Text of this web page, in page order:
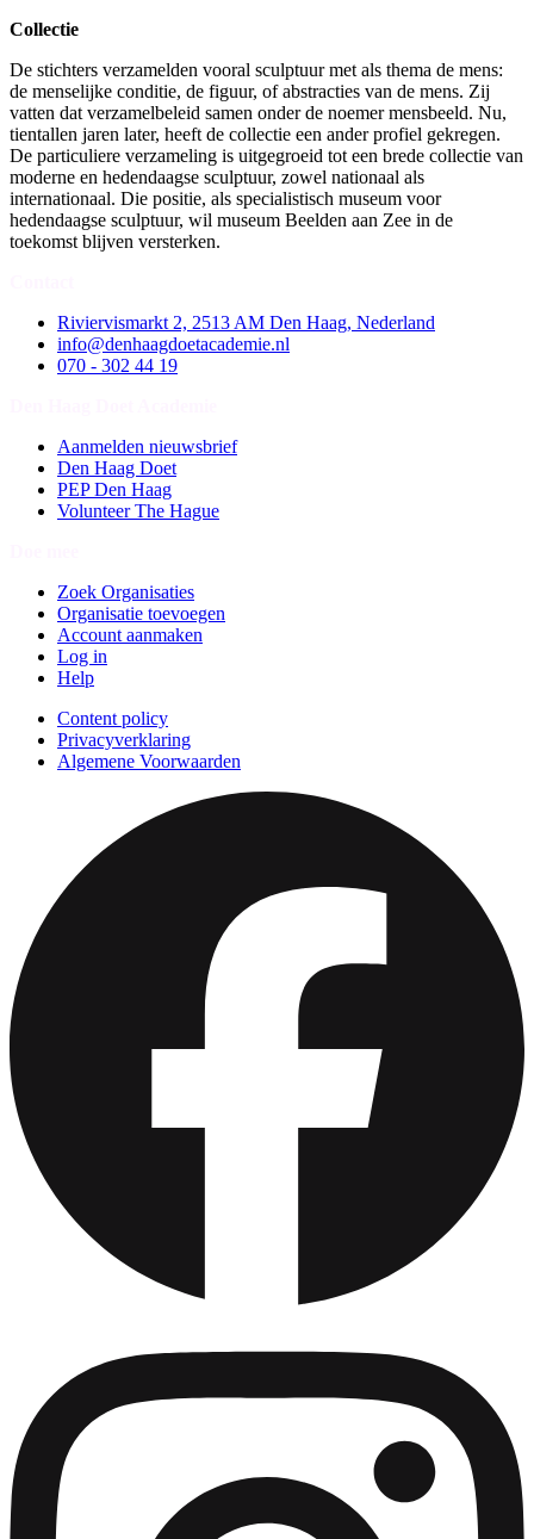
Collectie
De stichters verzamelden vooral sculptuur met als thema de mens:
de menselijke conditie, de figuur, of abstracties van de mens. Zij
vatten dat verzamelbeleid samen onder de noemer mensbeeld. Nu,
tientallen jaren later, heeft de collectie een ander profiel gekregen.
De particuliere verzameling is uitgegroeid tot een brede collectie van
moderne en hedendaagse sculptuur, zowel nationaal als
internationaal. Die positie, als specialistisch museum voor
hedendaagse sculptuur, wil museum Beelden aan Zee in de
toekomst blijven versterken.
Riviervismarkt 2, 2513 AM Den Haag, Nederland
info@denhaagdoetacademie.nl
070 - 302 44 19
Aanmelden nieuwsbrief
Den Haag Doet
PEP Den Haag
Volunteer The Hague
Zoek Organisaties
Organisatie toevoegen
Account aanmaken
Log in
Help
Content policy
Privacyverklaring
Algemene Voorwaarden